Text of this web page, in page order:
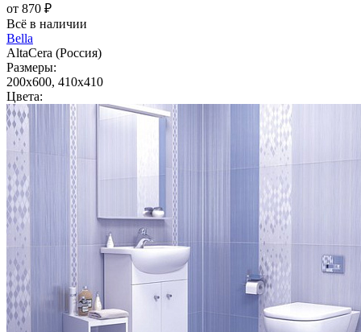
от 870 ₽
Всё в наличии
Bella
AltaCera (Россия)
Размеры:
200x600, 410x410
Цвета: